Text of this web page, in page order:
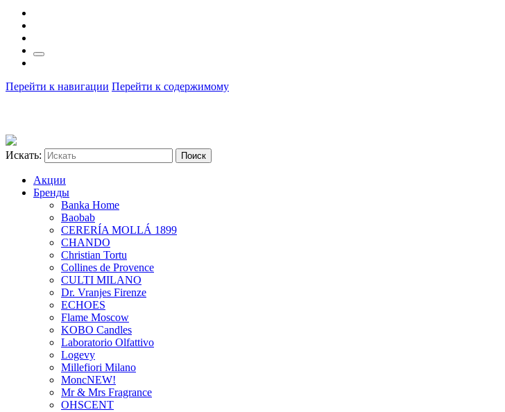
Перейти к навигации Перейти к содержимому
Искать:
Акции
Бренды
Banka Home
Baobab
CERERÍA MOLLÁ 1899
CHANDO
Christian Tortu
Collines de Provence
CULTI MILANO
Dr. Vranjes Firenze
ECHOES
Flame Moscow
KOBO Candles
Laboratorio Olfattivo
Logevy
Millefiori Milano
MoncNEW!
Mr & Mrs Fragrance
OHSCENT